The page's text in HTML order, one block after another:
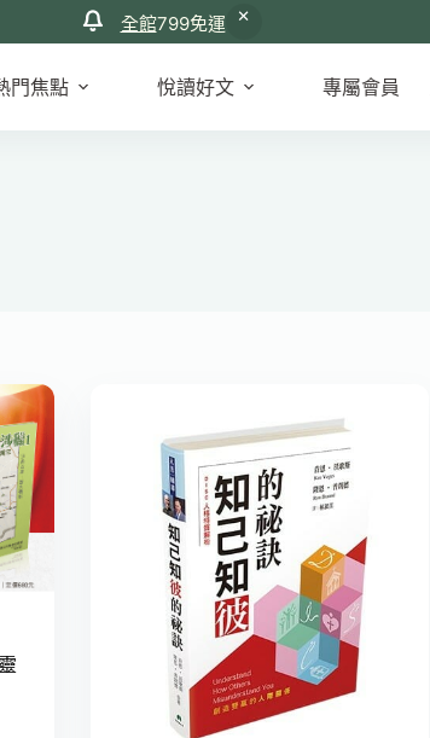
全館799免運
門焦點 悅讀好文 專屬會員